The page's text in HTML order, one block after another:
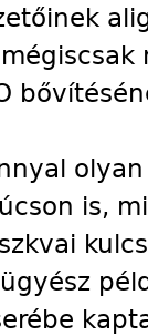
is,